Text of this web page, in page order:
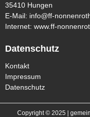
35410 Hungen
E-Mail: info@ff-
Internet: www.ff-
Datenschutz
Kontakt
Impressum
Datenschutz
Copyright © 2025 |